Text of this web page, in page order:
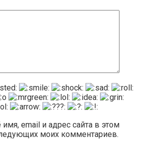
email и адрес сайта в этом
моих комментариев.